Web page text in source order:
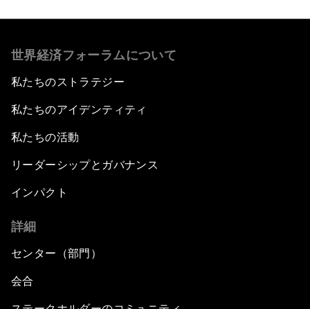
世界経済フォーラムについて
私たちのストラテジー
私たちのアイデンティティ
私たちの活動
リーダーシップとガバナンス
インパクト
詳細
センター（部門）
会合